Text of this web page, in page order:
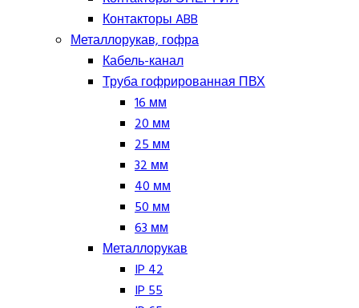
Контакторы ABB
Металлорукав, гофра
Кабель-канал
Труба гофрированная ПВХ
16 мм
20 мм
25 мм
32 мм
40 мм
50 мм
63 мм
Металлорукав
IP 42
IP 55